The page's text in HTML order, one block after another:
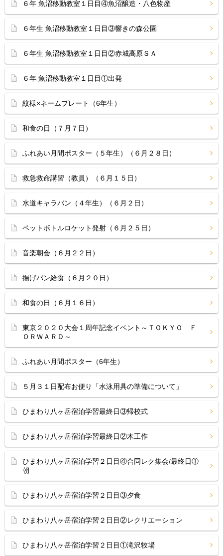
６年 魚沼移動教室１日目④魚沼醸造・八色物産
６年生 魚沼移動教室１日目③響きの森公園
６年生 魚沼移動教室１日目②赤城高原ＳＡ
６年 魚沼移動教室１日目①出発
紋様×ネームプレート（6年生）
和食の日（７月７日）
ふれあい月間ポスター（５年生）（６月２８日）
救急救命講習（教員）（６月１５日）
水道キャラバン（４年生）（６月２日）
ペットボトルロケット発射（６月２５日）
音楽朝会（６月２２日）
揚げパン給食（６月２０日）
和食の日（６月１６日）
東京２０２０大会１周年記念イベント～ＴＯＫＹＯ Ｆ
ＯＲＷＡＲＤ～
ふれあい月間ポスター（6年生）
５月３１日配布お便り「水泳用具の準備について」
ひまわり八ヶ岳宿泊学習最終日③帰校式
ひまわり八ヶ岳宿泊学習最終日②木工作
ひまわり八ヶ岳宿泊学習２日目④合同レク集会/最終日①
朝
ひまわり八ヶ岳宿泊学習２日目③夕食
ひまわり八ヶ岳宿泊学習２日目②レクリエーション
ひまわり八ヶ岳宿泊学習２日目①滝沢牧場